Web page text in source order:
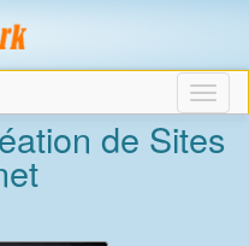
Bar
Bar
Bar
de Sites